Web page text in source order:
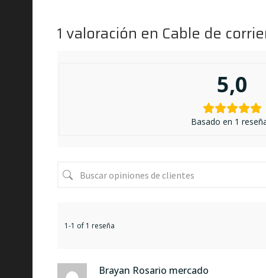
1 valoración en Cable de
5,0
Basado en 1
1-1 of 1 reseña
Brayan Rosario mercado